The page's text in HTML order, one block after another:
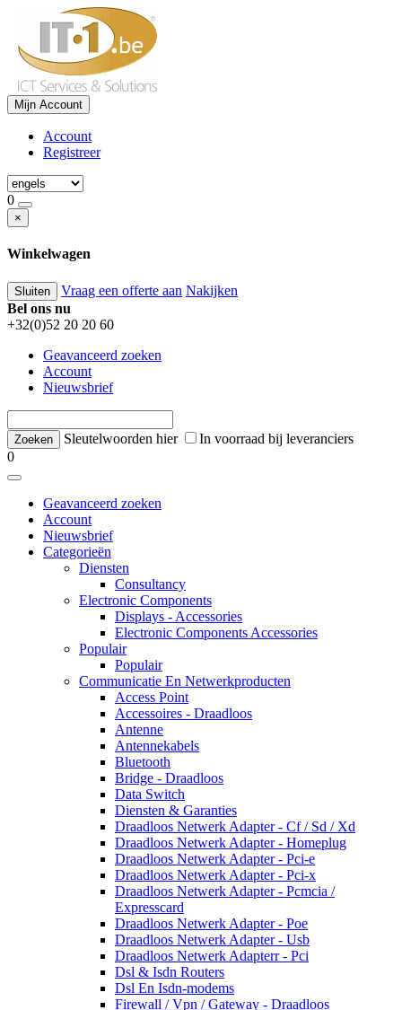
Mijn Account
Account
Registreer
0
×
Winkelwagen
Sluiten Vraag een offerte aan Nakijken
Bel ons nu
+32(0)52 20 20 60
Geavanceerd zoeken
Account
Nieuwsbrief
Sleutelwoorden hier
In voorraad bij leveranciers
0
Geavanceerd zoeken
Account
Nieuwsbrief
Categorieën
Diensten
Consultancy
Electronic Components
Displays - Accessories
Electronic Components Accessories
Populair
Populair
Communicatie En Netwerkproducten
Access Point
Accessoires - Draadloos
Antenne
Antennekabels
Bluetooth
Bridge - Draadloos
Data Switch
Diensten & Garanties
Draadloos Netwerk Adapter - Cf / Sd / Xd
Draadloos Netwerk Adapter - Homeplug
Draadloos Netwerk Adapter - Pci-e
Draadloos Netwerk Adapter - Pci-x
Draadloos Netwerk Adapter - Pcmcia /
Expresscard
Draadloos Netwerk Adapter - Poe
Draadloos Netwerk Adapter - Usb
Draadloos Netwerk Adapterr - Pci
Dsl & Isdn Routers
Dsl En Isdn-modems
Firewall / Vpn / Gateway - Draadloos